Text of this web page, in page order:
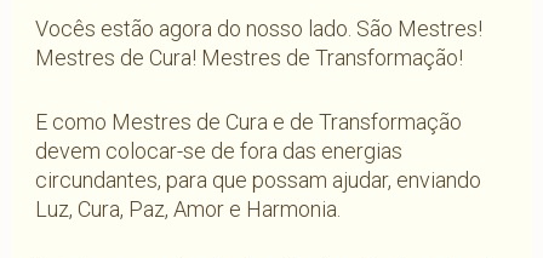
Vocês estão agora do nosso lado. São Mestres!
Mestres de Cura! Mestres de Transformação!
E como Mestres de Cura e de Transformação
devem colocar-se de fora das energias
circundantes, para que possam ajudar, enviando
Luz, Cura, Paz, Amor e Harmonia.